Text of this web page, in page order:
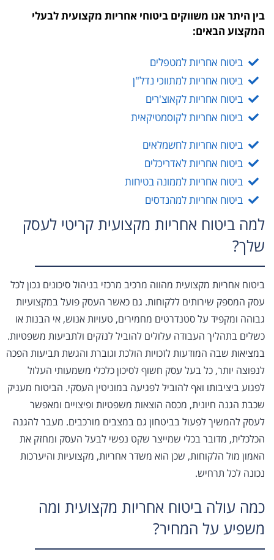
בין היתר אנו משווקים ביטוחי אחריות מקצועית לבעלי
המקצוע הבאים:
ביטוח אחריות למטפלים
ביטוח אחריות למתווכי נדל"ן
ביטוח אחריות לקאוצ'רים
ביטוח אחריות לקוסמטיקאית
ביטוח אחריות לחשמלאים
ביטוח אחריות לאדריכלים
ביטוח אחריות לממונה בטיחות
ביטוח אחריות למהנדסים
למה ביטוח אחריות מקצועית קריטי לעסק
שלך?
ביטוח אחריות מקצועית מהווה מרכיב מרכזי בניהול סיכונים נכון לכל
עסק המספק שירותים ללקוחות. גם כאשר העסק פועל במקצועיות
גבוהה ומקפיד על סטנדרטים מחמירים, טעויות אנוש, אי הבנות או
כשלים בתהליך העבודה עלולים להוביל לנזקים ולתביעות משפטיות.
במציאות שבה המודעות לזכויות הולכת וגוברת והגשת תביעות הפכה
לנפוצה יותר, כל בעל עסק חשוף לסיכון כלכלי משמעותי העלול
לפגוע ביציבותו ואף להוביל לפגיעה במוניטין העסקי. הביטוח מעניק
שכבת הגנה חיונית, מכסה הוצאות משפטיות ופיצויים ומאפשר
לעסק להמשיך לפעול בביטחון גם במצבים מורכבים. מעבר להגנה
הכלכלית, מדובר בכלי שמייצר שקט נפשי לבעל העסק ומחזק את
האמון מול הלקוחות, שכן הוא משדר אחריות, מקצועיות והיערכות
נכונה לכל תרחיש.
כמה עולה ביטוח אחריות מקצועית ומה
משפיע על המחיר?